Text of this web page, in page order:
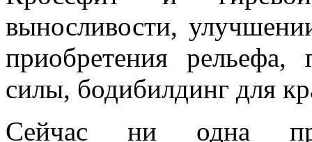
выносливости,
приобретения рельефа,
силы, бодибилдинг для
Сейчас ни одна